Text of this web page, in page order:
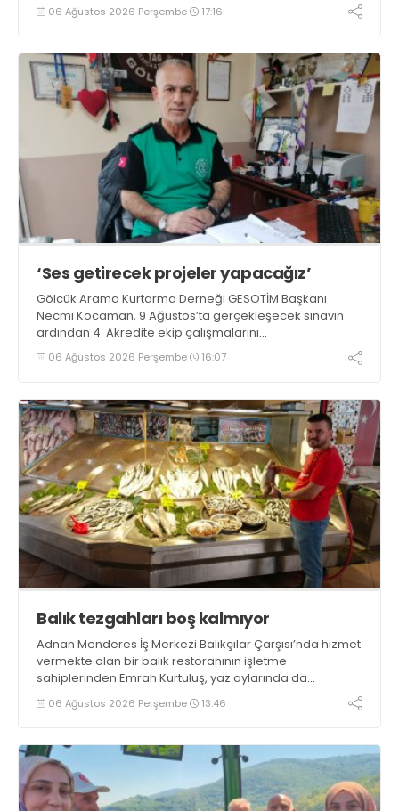
06 Ağustos 2026 Perşembe 17:16
‘Ses getirecek projeler yapacağız’
Gölcük Arama Kurtarma Derneği GESOTİM Başkanı
Necmi Kocaman, 9 Ağustos’ta gerçekleşecek sınavın
ardından 4. Akredite ekip çalışmalarını
tamamlayacaklarını ifade ederek açıklamalarda
bulundu. Kocaman, “Gölcük’te ve Kocaeli genelinde ses
06 Ağustos 2026 Perşembe 16:07
Balık tezgahları boş kalmıyor
Adnan Menderes İş Merkezi Balıkçılar Çarşısı’nda hizmet
vermekte olan bir balık restoranının işletme
sahiplerinden Emrah Kurtuluş, yaz aylarında da
tezgahlarda taze balık bulunduğunu ifade ederek “Yıl
boyunca tezgahlarda taze balık bulmak mümkün
06 Ağustos 2026 Perşembe 13:46